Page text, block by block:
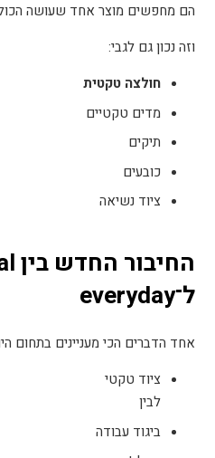
הם מחפשים מוצר אחד שעושה
וזה נכון גם לגבי:
חולצה טקטית
מדים טקטיים
תיקים
כובעים
ציוד נשיאה
החיבור החדש בין
ל־everyday
אחד הדברים הכי מעניינים בתחום
ציוד טקטי
לבין
ביגוד עבודה